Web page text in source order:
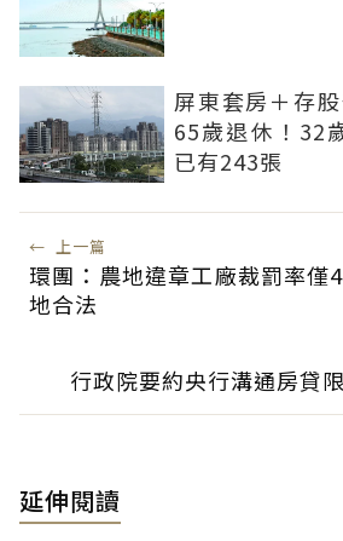
屏東套房＋存
65歲退休！32
已有243張
← 上一篇
環團：農地違章工廠裁罰率僅
地合法
行政院要約央行溝通房貸
延伸閱讀